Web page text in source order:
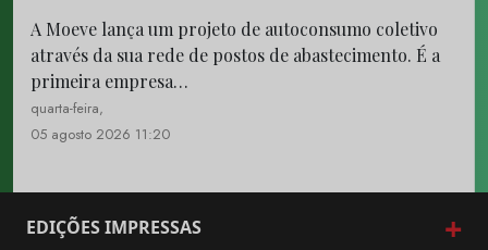
A Moeve lança um projeto de autoconsumo coletivo
através da sua rede de postos de abastecimento. É a
primeira empresa…
quarta-feira,
05 agosto 2026 11:20
EDIÇÕES IMPRESSAS +